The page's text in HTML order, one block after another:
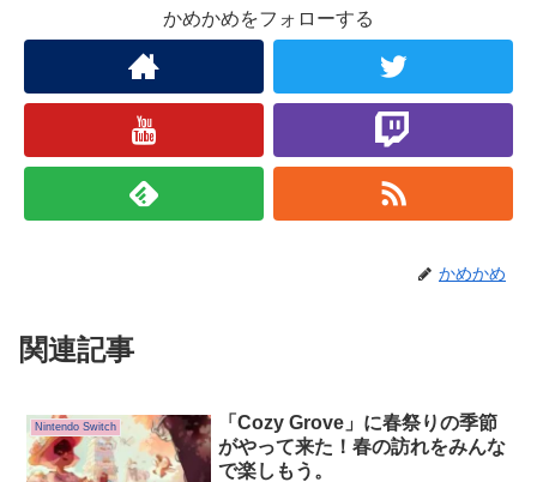
かめかめをフォローする
かめかめ
関連記事
Nintendo Switch
「Cozy Grove」に春祭りの季節
がやって来た！春の訪れをみんな
で楽しもう。